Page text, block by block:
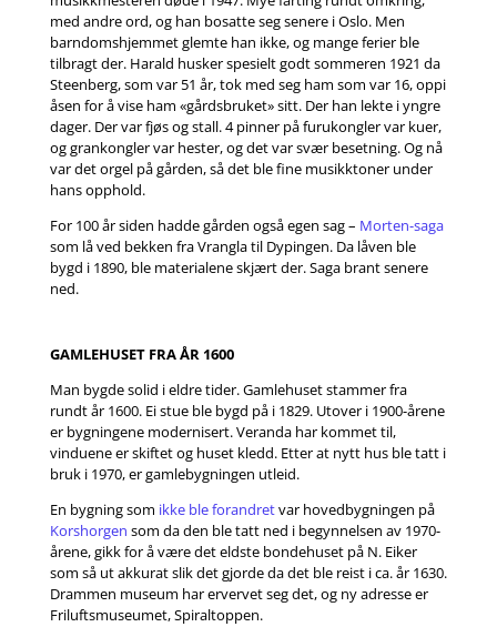
med andre ord, og han bosatte seg senere i Oslo. Men
barndomshjemmet glemte han ikke, og mange ferier ble
tilbragt der. Harald husker spesielt godt sommeren 1921 da
Steenberg, som var 51 år, tok med seg ham som var 16, oppi
åsen for å vise ham «gårdsbruket» sitt. Der han lekte i yngre
dager. Der var fjøs og stall. 4 pinner på furukongler var kuer,
og grankongler var hester, og det var svær besetning. Og nå
var det orgel på gården, så det ble fine musikktoner under
hans opphold.
For 100 år siden hadde gården også egen sag – Morten-saga
som lå ved bekken fra Vrangla til Dypingen. Da låven ble
bygd i 1890, ble materialene skjært der. Saga brant senere
ned.
GAMLEHUSET FRA ÅR 1600
Man bygde solid i eldre tider. Gamlehuset stammer fra
rundt år 1600. Ei stue ble bygd på i 1829. Utover i 1900-årene
er bygningene modernisert. Veranda har kommet til,
vinduene er skiftet og huset kledd. Etter at nytt hus ble tatt i
bruk i 1970, er gamlebygningen utleid.
En bygning som ikke ble forandretvar hovedbygningen på
Korshorgen som da den ble tatt ned i begynnelsen av 1970-
årene, gikk for å være det eldste bondehuset på N. Eiker
som så ut akkurat slik det gjorde da det ble reist i ca. år 1630.
Drammen museum har ervervet seg det, og ny adresse er
Friluftsmuseumet, Spiraltoppen.